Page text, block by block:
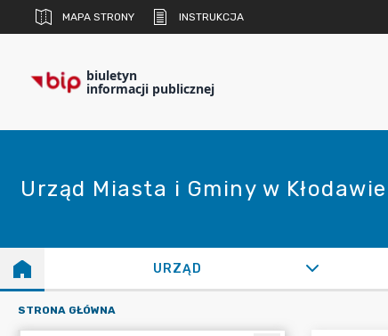
MAPA STRONY INSTRUKCJA
biuletyn
informacji publicznej
Urząd Miasta i Gminy w Kłodawie
URZĄD
STRONA GŁÓWNA